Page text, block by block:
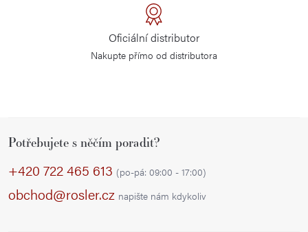
v
p
i
Oficiální distributor
Nakupte přímo od distributora
Potřebujete s něčím poradit?
+420 722 465 613 (po-pá: 09:00 - 17:00)
obchod@rosler.cz napište nám kdykoliv